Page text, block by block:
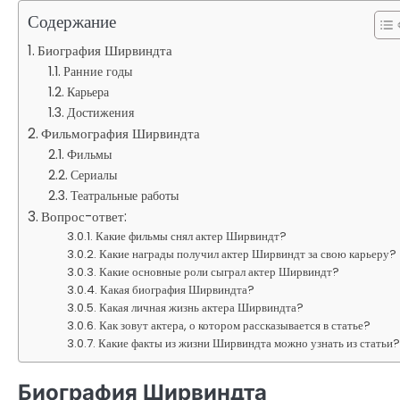
Содержание
Биография Ширвиндта
Ранние годы
Карьера
Достижения
Фильмография Ширвиндта
Фильмы
Сериалы
Театральные работы
Вопрос-ответ:
Какие фильмы снял актер Ширвиндт?
Какие награды получил актер Ширвиндт за свою карьеру?
Какие основные роли сыграл актер Ширвиндт?
Какая биография Ширвиндта?
Какая личная жизнь актера Ширвиндта?
Как зовут актера, о котором рассказывается в статье?
Какие факты из жизни Ширвиндта можно узнать из статьи?
Биография Ширвиндта